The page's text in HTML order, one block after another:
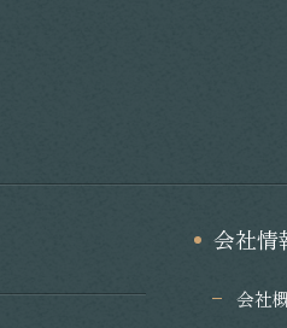
会社情
会社